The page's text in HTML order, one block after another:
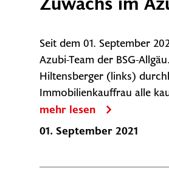
01. September 2021
Seit dem 01. September
Azubi-Team der BSG-
Hiltensberger (links)
Immobilienkauffrau alle
mehr lesen